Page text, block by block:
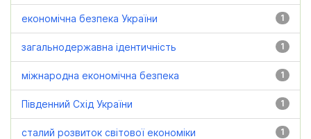
1
економічна безпека України
1
загальнодержавна ідентичність
1
міжнародна економічна безпека
1
Південний Схід України
1
сталий розвиток світової економіки